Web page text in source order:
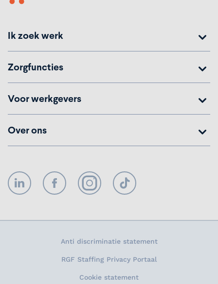
Ik zoek werk
Zorgfuncties
Voor werkgevers
Over ons
LinkedIn FacebookInstagramTikTok
Anti discriminatie statement
RGF Staffing Privacy Portaal
Cookie statement